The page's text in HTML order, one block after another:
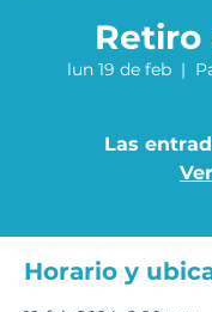
Retiro
lun 19 de feb
  |
Las
Horario y